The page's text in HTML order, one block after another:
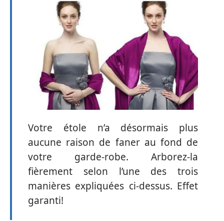
Votre étole n’a désormais plus
aucune raison de faner au fond de
votre garde-robe. Arborez-la
fièrement selon l’une des trois
manières expliquées ci-dessus. Effet
garanti!